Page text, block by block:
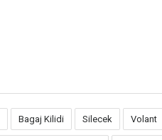
Bagaj Kilidi Silecek Volant